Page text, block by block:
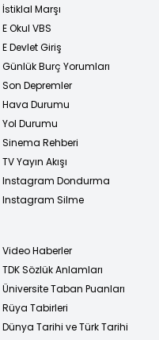
İstiklal Marşı
E Okul VBS
E Devlet Giriş
Günlük Burç Yorumları
Son Depremler
Hava Durumu
Yol Durumu
Sinema Rehberi
TV Yayın Akışı
Instagram Dondurma
Instagram Silme
Video Haberler
TDK Sözlük Anlamları
Üniversite Taban Puanları
Rüya Tabirleri
Dünya Tarihi ve Türk Tarihi